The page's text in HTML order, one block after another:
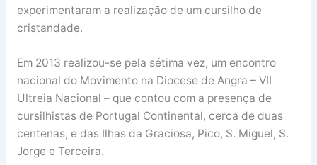
experimentaram a realização de um cursilho de
cristandade.
Em 2013 realizou-se pela sétima vez, um encontro
nacional do Movimento na Diocese de Angra – VII
Ultreia Nacional – que contou com a presença de
cursilhistas de Portugal Continental, cerca de duas
centenas, e das Ilhas da Graciosa, Pico, S. Miguel, S.
Jorge e Terceira.